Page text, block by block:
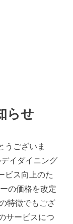
らせ
うございま
イダイニング
ビス向上のた
の価格を改定
特徴でもござ
サービスにつ